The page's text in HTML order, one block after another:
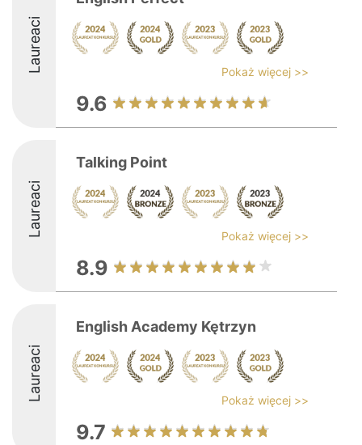
Laureaci Pokaż więcej >>
9.6
Laureaci
Talking Point
Pokaż więcej >>
8.9
Laureaci
English Academy Kętrzyn
Pokaż więcej >>
9.7